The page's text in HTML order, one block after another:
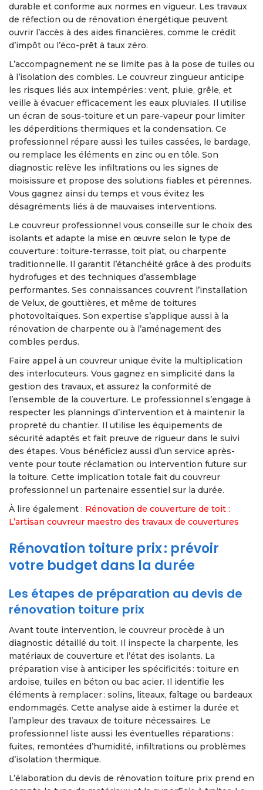
durable et conforme aux normes en vigueur. Les travaux
de réfection ou de rénovation énergétique peuvent
ouvrir l’accès à des aides financières, comme le crédit
d’impôt ou l’éco-prêt à taux zéro.
L’accompagnement ne se limite pas à la pose de tuiles ou
à l’isolation des combles. Le couvreur zingueur anticipe
les risques liés aux intempéries : vent, pluie, grêle, et
veille à évacuer efficacement les eaux pluviales. Il utilise
un écran de sous-toiture et un pare-vapeur pour limiter
les déperditions thermiques et la condensation. Ce
professionnel répare aussi les tuiles cassées, le bardage,
ou remplace les éléments en zinc ou en tôle. Son
diagnostic relève les infiltrations ou les signes de
moisissure et propose des solutions fiables et pérennes.
Vous gagnez ainsi du temps et vous évitez les
désagréments liés à de mauvaises interventions.
Le couvreur professionnel vous conseille sur le choix des
isolants et adapte la mise en œuvre selon le type de
couverture : toiture-terrasse, toit plat, ou charpente
traditionnelle. Il garantit l’étanchéité grâce à des produits
hydrofuges et des techniques d’assemblage
performantes. Ses connaissances couvrent l’installation
de Velux, de gouttières, et même de toitures
photovoltaïques. Son expertise s’applique aussi à la
rénovation de charpente ou à l’aménagement des
combles perdus.
Faire appel à un couvreur unique évite la multiplication
des interlocuteurs. Vous gagnez en simplicité dans la
gestion des travaux, et assurez la conformité de
l’ensemble de la couverture. Le professionnel s’engage à
respecter les plannings d’intervention et à maintenir la
propreté du chantier. Il utilise les équipements de
sécurité adaptés et fait preuve de rigueur dans le suivi
des étapes. Vous bénéficiez aussi d’un service après-
vente pour toute réclamation ou intervention future sur
la toiture. Cette implication totale fait du couvreur
professionnel un partenaire essentiel sur la durée.
À lire également : Rénovation de couverture de toit :
L’artisan couvreur maestro des travaux de couvertures
Rénovation toiture prix : prévoir
votre budget dans la durée
Les étapes de préparation au devis de
rénovation toiture prix
Avant toute intervention, le couvreur procède à un
diagnostic détaillé du toit. Il inspecte la charpente, les
matériaux de couverture et l’état des isolants. La
préparation vise à anticiper les spécificités : toiture en
ardoise, tuiles en béton ou bac acier. Il identifie les
éléments à remplacer : solins, liteaux, faîtage ou bardeaux
endommagés. Cette analyse aide à estimer la durée et
l’ampleur des travaux de toiture nécessaires. Le
professionnel liste aussi les éventuelles réparations :
fuites, remontées d’humidité, infiltrations ou problèmes
d’isolation thermique.
L’élaboration du devis de rénovation toiture prix prend en